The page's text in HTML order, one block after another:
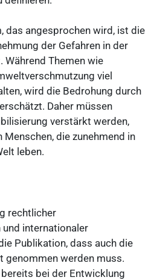
das angesprochen wird, ist die
der Gefahren in der
Themen wie
viel
wird die Bedrohung durch
Daher müssen
verstärkt werden,
die zunehmend in
leben.
rechtlicher
und internationaler
Publikation, dass auch die
genommen werden muss.
bei der Entwicklung